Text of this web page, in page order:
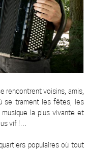
rencontrent voisins, amis,
se trament les fêtes, les
la plus vivante et
vif !…
populaires où tout